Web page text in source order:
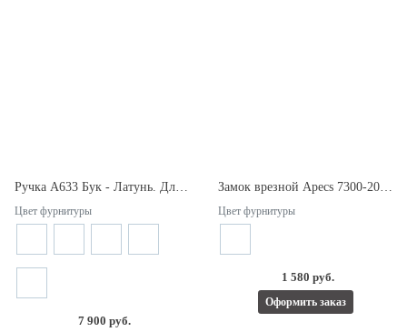
Цвет фурнитуры
7 900 руб.
Цвет фурнитуры
1 580 руб.
Оформить заказ